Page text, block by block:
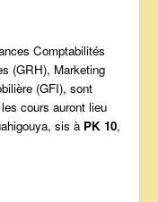
Comptabilités
(GRH), Marketing
(GFI), sont
cours auront lieu
sis à PK 10,